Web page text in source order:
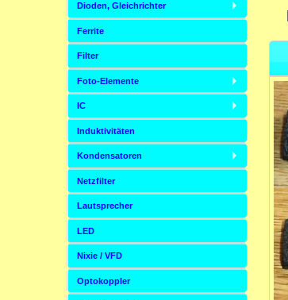
Dioden, Gleichrichter
Ferrite
Filter
Foto-Elemente
IC
Induktivitäten
Kondensatoren
Netzfilter
Lautsprecher
LED
Nixie / VFD
Optokoppler